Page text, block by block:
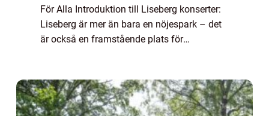
För Alla Introduktion till Liseberg konserter:
Liseberg är mer än bara en nöjespark – det
är också en framstående plats för